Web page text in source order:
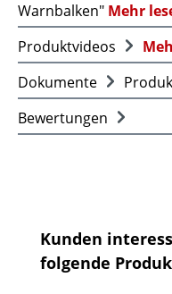
Warnbalken" Mehr
Produktvideos
Dokumente
Bewertungen
Produktgalerie
Kunden
folgende